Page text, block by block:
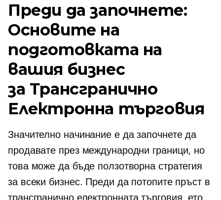
Преди да започнете:
Основите на
подготовката на
вашия бизнес
за Трансгранично
Електронна търговия
Значително начинание е да започнете да
продавате през международни граници, но
това може да бъде ползотворна стратегия
за всеки бизнес. Преди да потопите пръст в
трансграничноелектронната търговия, ето